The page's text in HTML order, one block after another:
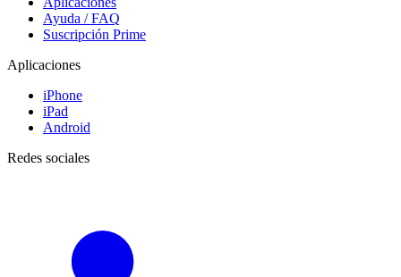
Ayuda / FAQ
Suscripción Prime
Aplicaciones
iPhone
iPad
Android
Redes sociales